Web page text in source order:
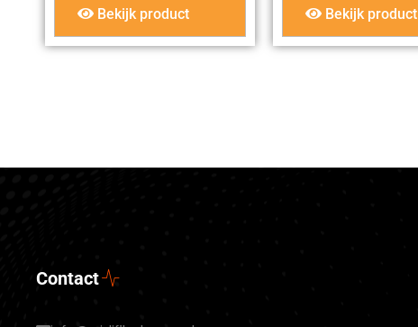
Bekijk product Bekijk product
Contact